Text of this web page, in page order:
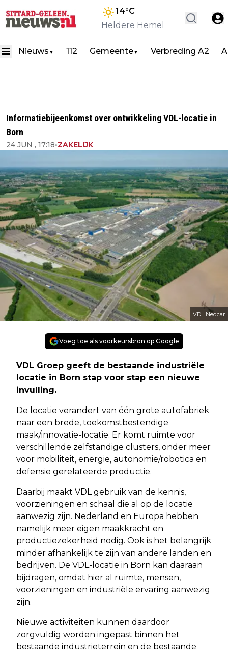
14°C
Heldere Hemel
Nieuws ▼ 112 Gemeente▼ Verbreding A2
Informatiebijeenkomst over ontwikkeling VDL-locatie in
Born
24 JUN , 17:18•ZAKELIJK
VDL Nedcar
Voeg toe als voorkeursbron op Google
VDL Groep geeft de bestaande industriële
locatie in Born stap voor stap een nieuwe
invulling.
De locatie verandert van één grote autofabriek
naar een brede, toekomstbestendige
maak/innovatie-locatie. Er komt ruimte voor
verschillende zelfstandige clusters, onder meer
voor mobiliteit, energie, autonomie/robotica en
defensie gerelateerde productie.
Daarbij maakt VDL gebruik van de kennis,
voorzieningen en schaal die al op de locatie
aanwezig zijn. Nederland en Europa hebben
namelijk meer eigen maakkracht en
productiezekerheid nodig. Ook is het belangrijk
minder afhankelijk te zijn van andere landen en
bedrijven. De VDL-locatie in Born kan daaraan
bijdragen, omdat hier al ruimte, mensen,
voorzieningen en industriële ervaring aanwezig
zijn.
Nieuwe activiteiten kunnen daardoor
zorgvuldig worden ingepast binnen het
bestaande industrieterrein en de bestaande